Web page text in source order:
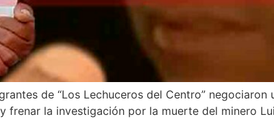
de “Los Lechuceros del Centro” negociaron
la investigación por la muerte del minero